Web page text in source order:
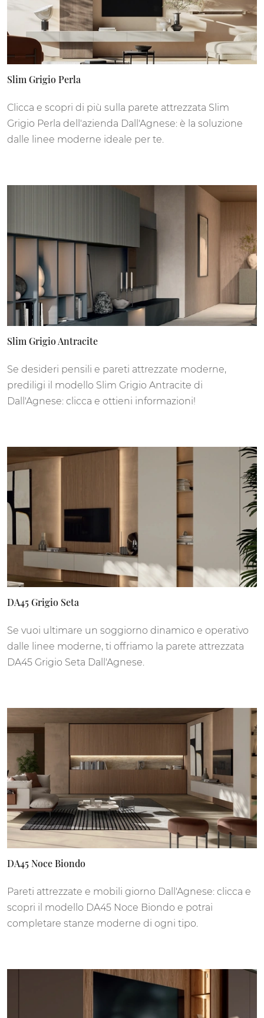
Slim Grigio Perla
Clicca e scopri di più sulla parete attrezzata Slim
Grigio Perla dell'azienda Dall'Agnese: è la soluzione
dalle linee moderne ideale per te.
Slim Grigio Antracite
Se desideri pensili e pareti attrezzate moderne,
prediligi il modello Slim Grigio Antracite di
Dall'Agnese: clicca e ottieni informazioni!
DA45 Grigio Seta
Se vuoi ultimare un soggiorno dinamico e operativo
dalle linee moderne, ti offriamo la parete attrezzata
DA45 Grigio Seta Dall'Agnese.
DA45 Noce Biondo
Pareti attrezzate e mobili giorno Dall'Agnese: clicca e
scopri il modello DA45 Noce Biondo e potrai
completare stanze moderne di ogni tipo.